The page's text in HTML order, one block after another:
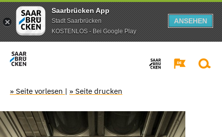
Saarbrücken App
Stadt Saarbrücken
KOSTENLOS - Bei Google Play
ANSEHEN
» Seite vorlesen | » Seite drucken